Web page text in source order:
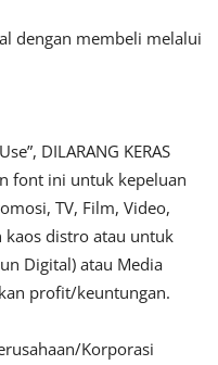
dengan membeli melalui
DILARANG KERAS
font ini untuk kepeluan
TV, Film, Video,
kaos distro atau untuk
Digital) atau Media
profit/keuntungan.
Korporasi